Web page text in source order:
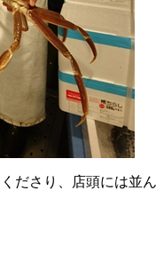
ださり、店頭には並